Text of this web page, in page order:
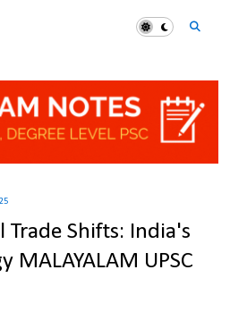
Trade Shifts: India's
MALAYALAM UPSC